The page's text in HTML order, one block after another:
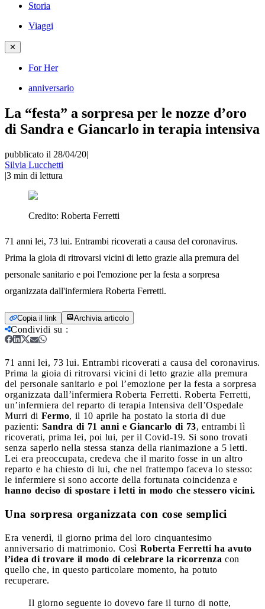
Storia
Viaggi
✕
For Her
anniversario
La “festa” a sorpresa per le nozze d’oro
di Sandra e Giancarlo in terapia intensiva
pubblicato il 28/04/20|
Silvia Lucchetti
|3 min di lettura
Credito: Roberta Ferretti
71 anni lei, 73 lui. Entrambi ricoverati a causa del coronavirus.
Prima la gioia di ritrovarsi vicini di letto grazie alla premura del
personale sanitario e poi l'emozione per la festa a sorpresa
organizzata dall'infermiera Roberta Ferretti.
Copia il link Archivia articolo
Condividi su :
71 anni lei, 73 lui. Entrambi ricoverati a causa del coronavirus.
Prima la gioia di ritrovarsi vicini di letto grazie alla premura
del personale sanitario e poi l’emozione per la festa a sorpresa
organizzata dall’infermiera Roberta Ferretti. Roberta Ferretti,
un’infermiera del reparto di terapia Intensiva dell’Ospedale
Murri di Fermo, il 10 aprile ha postato la storia di due
pazienti: Sandra di 71 anni e Giancarlo di 73, entrambi lì
ricoverati, prima lei, poi lui, per il Covid-19. Si sono trovati
senza saperlo nella stessa stanza della rianimazione a 5 letti.
Lei era preoccupata, credeva che il marito fosse in un altro
reparto e ha chiesto di lui, che nel frattempo faceva lo stesso:
le infermiere si sono accorte della fortunata coincidenza e
hanno deciso di spostare i letti in modo che stessero vicini.
Una sorpresa organizzata con cose semplici
Era venerdì, il giorno prima del loro cinquantesimo
anniversario di matrimonio. Così Roberta Ferretti ha avuto
l’idea di trovare il modo di celebrare la ricorrenza con
quello che, in questo particolare momento, ha potuto
recuperare.
Il giorno seguente io dovevo fare il turno di notte,